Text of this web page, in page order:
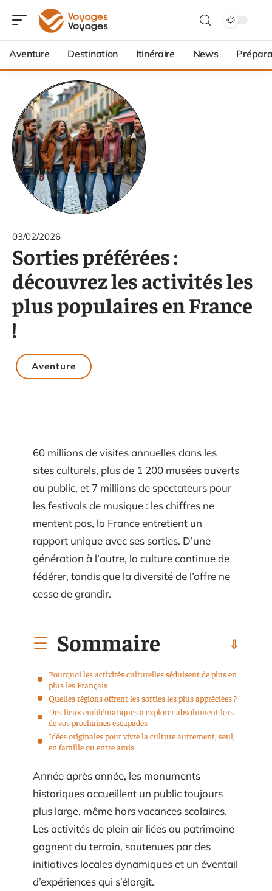
Aventure Destination Itinéraire News
03/02/2026
Sorties préférées :
découvrez les activités les
plus populaires en France
!
Aventure
60 millions de visites annuelles dans les
sites culturels, plus de 1 200 musées ouverts
au public, et 7 millions de spectateurs pour
les festivals de musique : les chiffres ne
mentent pas, la France entretient un
rapport unique avec ses sorties. D’une
génération à l’autre, la culture continue de
fédérer, tandis que la diversité de l’offre ne
cesse de grandir.
Sommaire
Pourquoi les activités culturelles séduisent de plus en
plus les Français
Quelles régions offrent les sorties les plus appréciées ?
Des lieux emblématiques à explorer absolument lors
de vos prochaines escapades
Idées originales pour vivre la culture autrement, seul,
en famille ou entre amis
Année après année, les monuments
historiques accueillent un public toujours
plus large, même hors vacances scolaires.
Les activités de plein air liées au patrimoine
gagnent du terrain, soutenues par des
initiatives locales dynamiques et un éventail
d’expériences qui s’élargit.